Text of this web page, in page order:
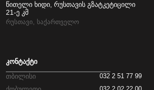
წითელი ხიდი, რუსთავის გზატკეტიცილი
21-ე კმ
რუსთავი, საქართველო
კონტაქტი
თბილისი
032 2 51 77 99